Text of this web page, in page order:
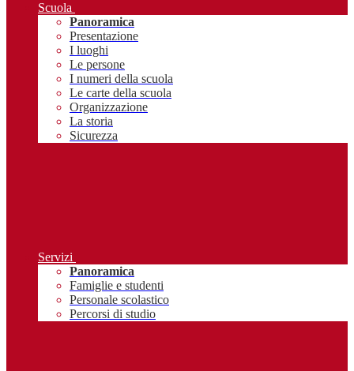
Scuola
Panoramica
Presentazione
I luoghi
Le persone
I numeri della scuola
Le carte della scuola
Organizzazione
La storia
Sicurezza
Servizi
Panoramica
Famiglie e studenti
Personale scolastico
Percorsi di studio